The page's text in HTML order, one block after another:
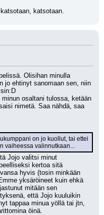
katsotaan.
Olisihan minulla
jo ehtinyt sanomaan sen, niin
osaltani tulossa, ketään
nimetä. Saa nähdä, saa
on jo kuollut, tai ettei
vaiheessa valinnutkaan...
kertoa sitä
hyvis (tosin minkään
yksäröineet kuin ehkä
mitään sen
että Jojo kuuluikin
tappaa minua yöllä tai jtn,
öinä.